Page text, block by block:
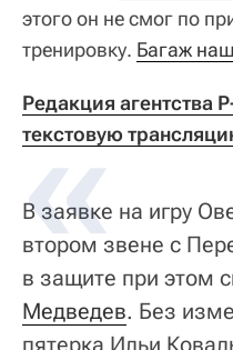
этого он не смог по
тренировку. Багаж
Редакция агентства
текстовую
В заявке на игру
втором звене с
в защите при этом
Медведев. Без
пятерка Ильи